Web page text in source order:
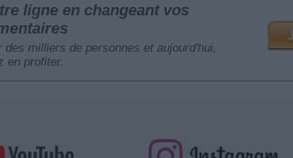
ligne en changeant vos
milliers de personnes et aujourd'hui,
en profiter.